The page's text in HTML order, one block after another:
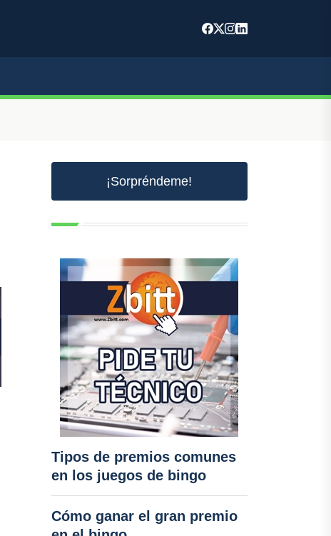
¡Sorpréndeme!
Tipos de premios comunes
en los juegos de bingo
Cómo ganar el gran premio